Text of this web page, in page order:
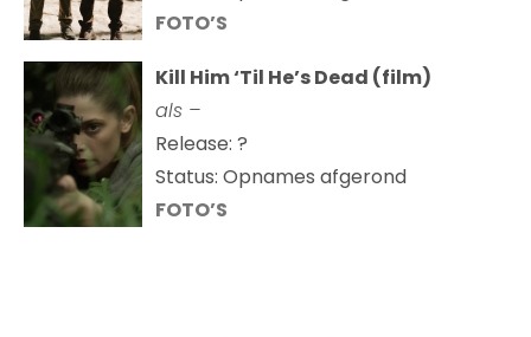
FOTO’S
Kill Him ‘Til He’s Dead (film)
als –
Release: ?
Status: Opnames afgerond
FOTO’S